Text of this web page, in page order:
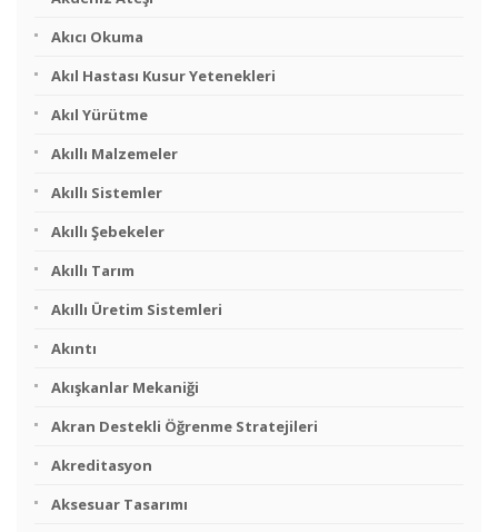
Akıcı Okuma
Akıl Hastası Kusur Yetenekleri
Akıl Yürütme
Akıllı Malzemeler
Akıllı Sistemler
Akıllı Şebekeler
Akıllı Tarım
Akıllı Üretim Sistemleri
Akıntı
Akışkanlar Mekaniği
Akran Destekli Öğrenme Stratejileri
Akreditasyon
Aksesuar Tasarımı